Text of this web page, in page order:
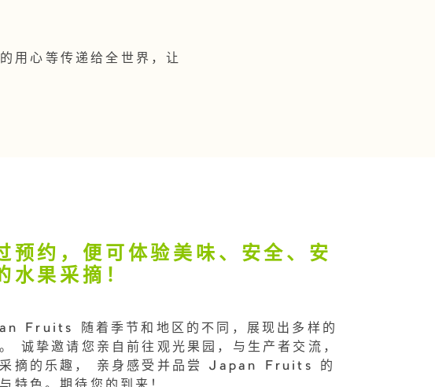
用心等传递给全世界，让
预约，便可体验美味、安全、安
水果采摘！
Fruits 随着季节和地区的不同，展现出多样的
诚挚邀请您亲自前往观光果园，与生产者交流，
摘的乐趣， 亲身感受并品尝 Japan Fruits 的